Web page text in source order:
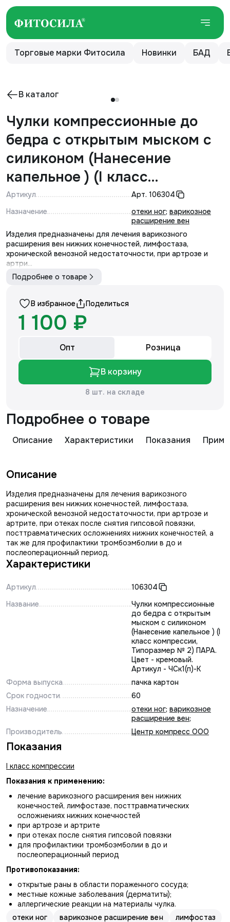
Торговые марки Фитосила Новинки БАД
В каталог
Чулки компрессионные до
бедра с открытым мыском с
силиконом (Нанесение
капельное ) (I класс
компрессии, Типоразмер №
2) ПАРА. Цвет - кремовый.
Артикул - ЧСк1(п)-К
Артикул Арт. 106304
Назначение
отеки ног; варикозное
расширение вен
Изделия предназначены для лечения варикозного
расширения вен нижних конечностей, лимфостаза,
хронической венозной недостаточности, при артрозе и
артри...
Подробнее о товаре
В избранное Поделиться
1 100 ₽
Опт Розница
В корзину
8 шт. на складе
Подробнее о товаре
Описание Характеристики Показания
Описание
Изделия предназначены для лечения варикозного
расширения вен нижних конечностей, лимфостаза,
хронической венозной недостаточности, при артрозе и
артрите, при отеках после снятия гипсовой повязки,
посттравматических осложнениях нижних конечностей, а
так же для профилактики тромбоэмболии в до и
послеоперационный период.
Характеристики
Артикул
106304
Название
Чулки компрессионные
до бедра с открытым
мыском с силиконом
(Нанесение капельное ) (I
класс компрессии,
Типоразмер № 2) ПАРА.
Цвет - кремовый.
Артикул - ЧСк1(п)-К
Форма выпуска
пачка картон
Срок годности
60
Назначение
отеки ног; варикозное
расширение вен;
Производитель
Центр компресс ООО
Показания
I класс компрессии
Показания к применению:
лечение варикозного расширения вен нижних
конечностей, лимфостазе, посттравматических
осложнениях нижних конечностей
при артрозе и артрите
при отеках после снятия гипсовой повязки
для профилактики тромбоэмболии в до и
послеоперационный период
Противопоказания:
открытые раны в области пораженного сосуда;
местные кожные заболевания (дерматиты);
аллергические реакции на материалы чулка.
отеки ног
варикозное расширение вен лимфостаз